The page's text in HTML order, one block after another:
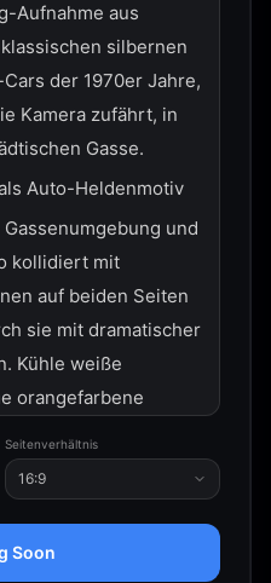
Aufnahme aus
silbernen
der 1970er Jahre,
Kamera zufährt, in
Gasse.
Auto-Heldenmotiv
und
kollidiert mit
auf beiden Seiten
sie mit dramatischer
Kühle weiße
orangefarbene
Graffiti. Düsterer,
hohe
Seitenverhältnis
16:9
Soon